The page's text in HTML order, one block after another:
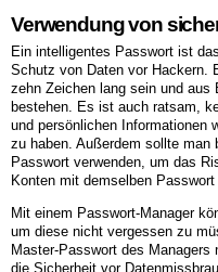
Verwendung von
Ein intelligentes Passwort ist
Schutz von Daten vor Hackern.
zehn Zeichen lang sein und aus
bestehen. Es ist auch ratsam,
und persönlichen Informationen
zu haben. Außerdem sollte man
Passwort verwenden, um das
Konten mit demselben Passwort
Mit einem Passwort-Manager
um diese nicht vergessen zu
Master-Passwort des
die Sicherheit vor